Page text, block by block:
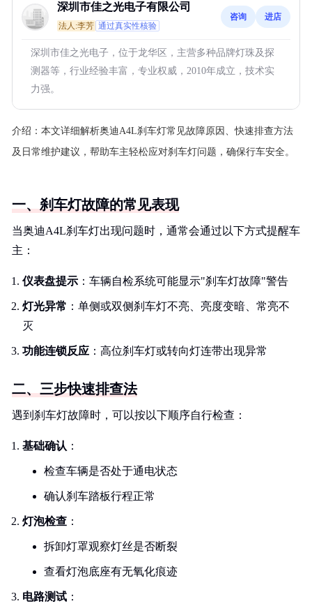
深圳市佳之光电子有限公司
法人:李芳 通过真实性核验
咨询 进店
深圳市佳之光电子，位于龙华区，主营多种品牌灯珠及探
测器等，行业经验丰富，专业权威，2010年成立，技术实
力强。
介绍： 本文详细解析奥迪A4L刹车灯常见故障原因、快速排查方法
及日常维护建议，帮助车主轻松应对刹车灯问题，确保行车安全。
一、刹车灯故障的常见表现
当奥迪A4L刹车灯出现问题时，通常会通过以下方式提醒车
主：
仪表盘提示 ：车辆自检系统可能显示"刹车灯故障"警告
灯光异常 ：单侧或双侧刹车灯不亮、亮度变暗、常亮不
灭
功能连锁反应 ：高位刹车灯或转向灯连带出现异常
二、三步快速排查法
遇到刹车灯故障时，可以按以下顺序自行检查：
基础确认 ：
检查车辆是否处于通电状态
确认刹车踏板行程正常
灯泡检查 ：
拆卸灯罩观察灯丝是否断裂
查看灯泡底座有无氧化痕迹
电路测试 ：